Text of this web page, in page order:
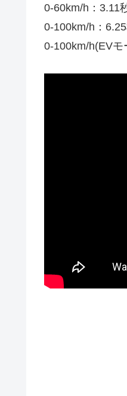
0-60km/h：3.11
0-100km/h：
0-100km/h(EV